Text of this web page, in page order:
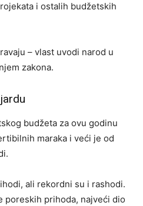
i ostalih budžetskih
– vlast uvodi narod u
zakona.
budžeta za ovu godinu
maraka i veći je od
ali rekordni su i rashodi.
poreskih prihoda, najveći dio